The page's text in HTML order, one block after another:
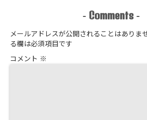
- Comments -
メールアドレスが公開されることはありま
る欄は必須項目です
コメント ※